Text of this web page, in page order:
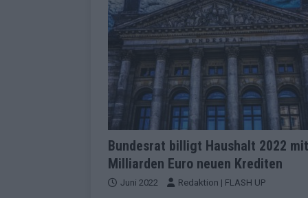
Bundesrat billigt Haushalt 2022
Milliarden Euro neuen Krediten
Juni 2022 Redaktion | FLASH UP